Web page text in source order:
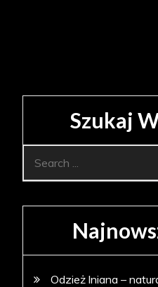
Szukaj
Odzież lniana –